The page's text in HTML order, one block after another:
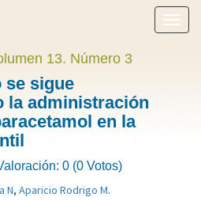
menú
13. Número 3
se sigue
la administración
en la
0 (0 Votos)
N, Aparicio Rodrigo M.